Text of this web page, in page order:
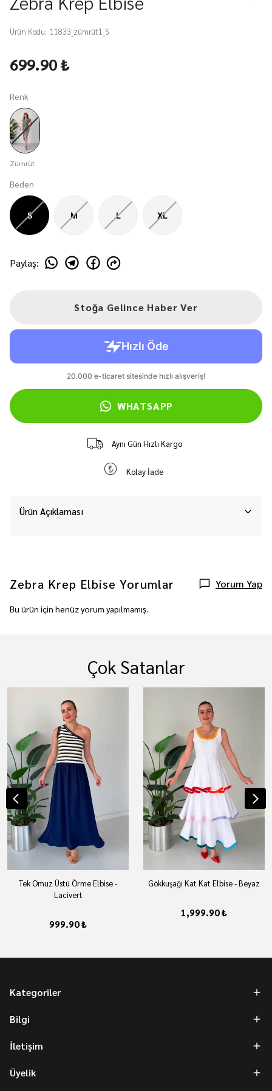
Ürün Kodu: 11833_zümrüt1_S
699.90 ₺
Renk
Zümrüt
Beden
S M L XL
Paylaş:
Stoğa Gelince Haber Ver
WHATSAPP
Aynı Gün Hızlı Kargo
Kolay İade
Ürün Açıklaması
Zebra Krep Elbise Yorumlar Yorum Yap
Bu ürün için henüz yorum yapılmamış.
Çok Satanlar
Tek Omuz Üstü Örme Elbise -
Lacivert
999.90 ₺
Gökkuşağı Kat Kat Elbise - Beyaz
1,999.90 ₺
Kategoriler
Bilgi
İletişim
Üyelik